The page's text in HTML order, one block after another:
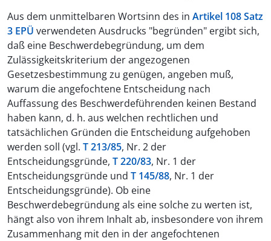
Aus dem unmittelbaren Wortsinn des in Artikel 108 Satz
3 EPÜ verwendeten Ausdrucks "begründen" ergibt sich,
daß eine Beschwerdebegründung, um dem
Zulässigkeitskriterium der angezogenen
Gesetzesbestimmung zu genügen, angeben muß,
warum die angefochtene Entscheidung nach
Auffassung des Beschwerdeführenden keinen Bestand
haben kann, d. h. aus welchen rechtlichen und
tatsächlichen Gründen die Entscheidung aufgehoben
werden soll (vgl. T 213/85, Nr. 2 der
Entscheidungsgründe, T 220/83, Nr. 1 der
Entscheidungsgründe und T 145/88, Nr. 1 der
Entscheidungsgründe). Ob eine
Beschwerdebegründung als eine solche zu werten ist,
hängt also von ihrem Inhalt ab, insbesondere von ihrem
Zusammenhang mit den in der angefochtenen